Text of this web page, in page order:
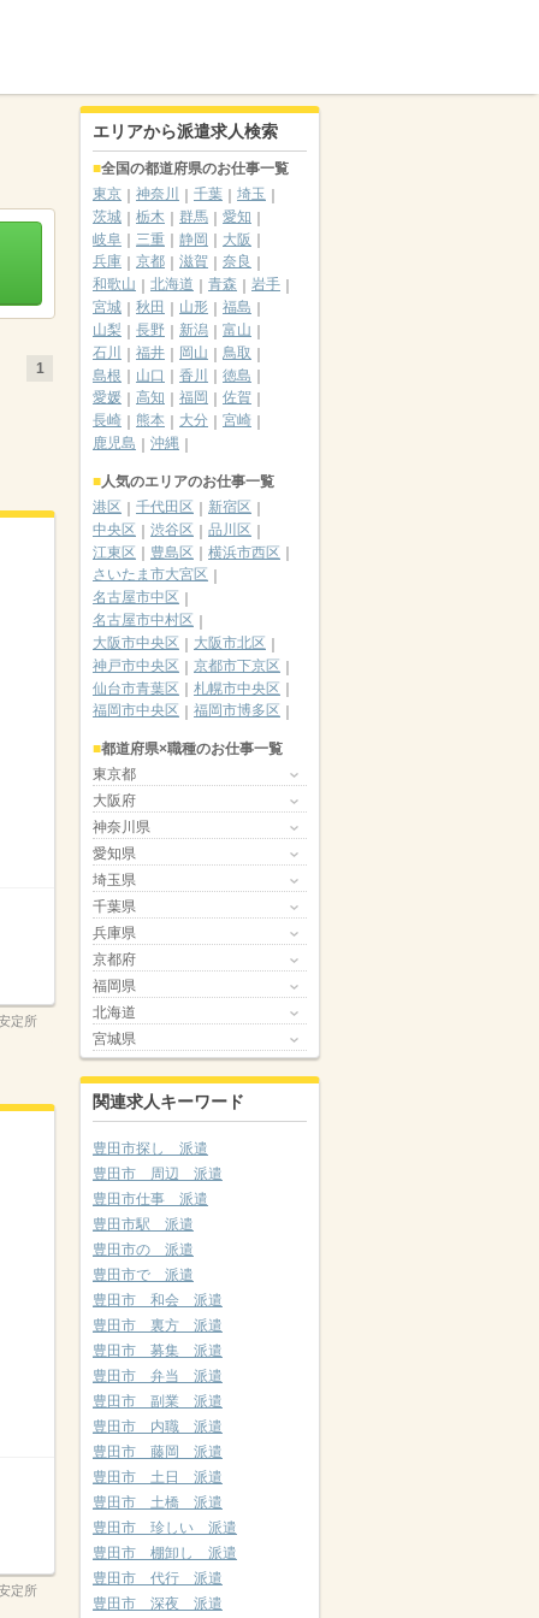
1
定所
定所
エリアから派遣求人検索
全国の都道府県のお仕事一覧
東京
神奈川 千葉
埼玉
茨城
栃木 群馬
愛知
岐阜
三重 静岡
大阪
兵庫
京都 滋賀
奈良
和歌山
北海道 青森
岩手
宮城
秋田 山形
福島
山梨
長野 新潟
富山
石川
福井 岡山
鳥取
島根
山口 香川
徳島
愛媛
高知 福岡
佐賀
長崎
熊本 大分
宮崎
鹿児島
沖縄
人気のエリアのお仕事一覧
港区
千代田区
新宿区
中央区
渋谷区
品川区
江東区
豊島区
横浜市西区
さいたま市大宮区
名古屋市中区
名古屋市中村区
大阪市中央区
大阪市北区
神戸市中央区
京都市下京区
仙台市青葉区
札幌市中央区
福岡市中央区
福岡市博多区
都道府県×職種のお仕事一覧
東京都
大阪府
神奈川県
愛知県
埼玉県
千葉県
兵庫県
京都府
福岡県
北海道
宮城県
関連求人キーワード
豊田市探し 派遣
豊田市 周辺 派遣
豊田市仕事 派遣
豊田市駅 派遣
豊田市の 派遣
豊田市で 派遣
豊田市 和会 派遣
豊田市 裏方 派遣
豊田市 募集 派遣
豊田市 弁当 派遣
豊田市 副業 派遣
豊田市 内職 派遣
豊田市 藤岡 派遣
豊田市 土日 派遣
豊田市 土橋 派遣
豊田市 珍しい 派遣
豊田市 棚卸し 派遣
豊田市 代行 派遣
豊田市 深夜 派遣